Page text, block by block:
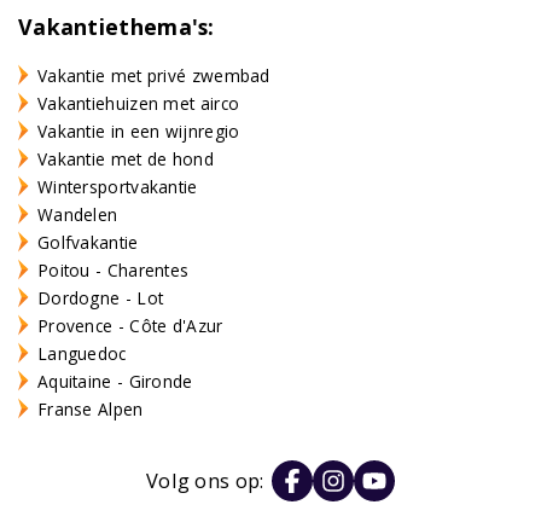
Vakantiethema's:
Vakantie met privé zwembad
Vakantiehuizen met airco
Vakantie in een wijnregio
Vakantie met de hond
Wintersportvakantie
Wandelen
Golfvakantie
Poitou - Charentes
Dordogne - Lot
Provence - Côte d'Azur
Languedoc
Aquitaine - Gironde
Franse Alpen
Volg ons op: